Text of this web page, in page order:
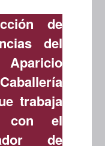
de
del
Aparicio
trabaja
con el
de